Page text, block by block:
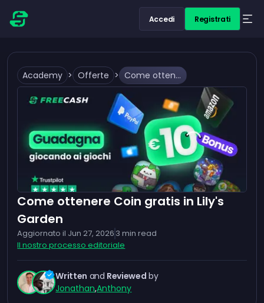
Accedi Registrati
Academy > Offerte > Come ottenere Coin gratis in Lily's Garden
Come ottenere Coin gratis in Lily's
Garden
Aggiornato il Jun 27, 2026 3 min read
Il nostro processo editoriale
Written and Reviewed by
Jonathan,Anthony